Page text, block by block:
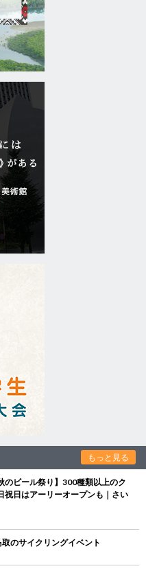
もっと見る
のビール祭り】300種類以上のク
祝日はアーリーオープンも｜さい
のサイクリングイベント